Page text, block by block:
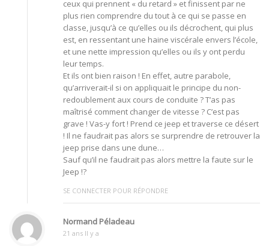
ceux qui prennent « du retard » et finissent par ne
plus rien comprendre du tout à ce qui se passe en
classe, jusqu’à ce qu’elles ou ils décrochent, qui plus
est, en ressentant une haine viscérale envers l’école,
et une nette impression qu’elles ou ils y ont perdu
leur temps.
Et ils ont bien raison ! En effet, autre parabole,
qu’arriverait-il si on appliquait le principe du non-
redoublement aux cours de conduite ? T’as pas
maîtrisé comment changer de vitesse ? C’est pas
grave ! Vas-y fort ! Prend ce jeep et traverse ce désert
! Il ne faudrait pas alors se surprendre de retrouver la
jeep prise dans une dune…
Sauf qu’il ne faudrait pas alors mettre la faute sur le
Jeep !?
SE CONNECTER POUR RÉPONDRE
Normand Péladeau
21 ans Il y a